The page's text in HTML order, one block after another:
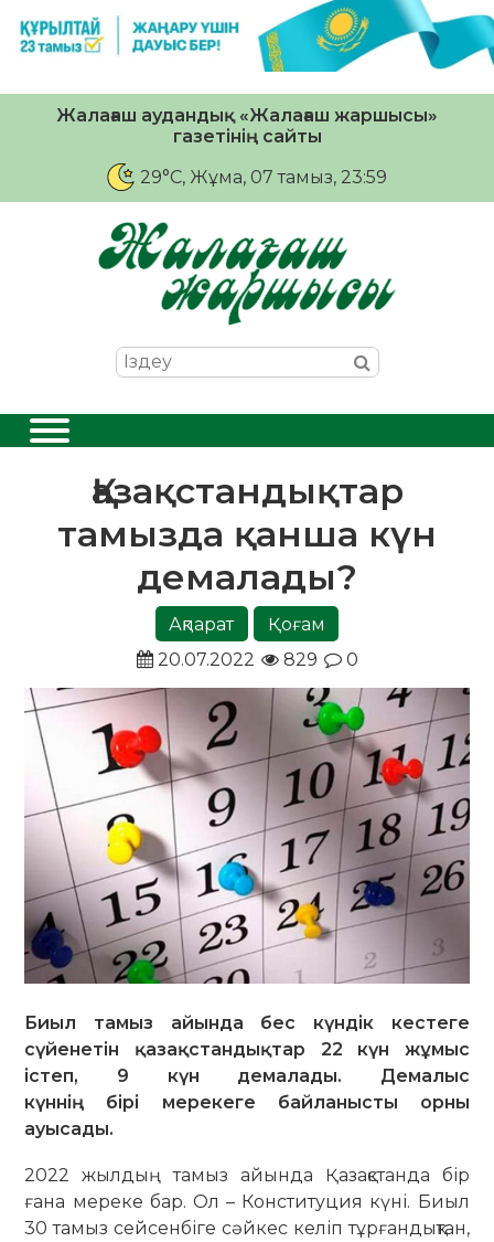
Жалағаш аудандық «Жалағаш жаршысы»
газетінің сайты
29°C, Жұма, 07 тамыз, 23:59
Қазақстандықтар
тамызда қанша күн
демалады?
Ақпарат
Қоғам
20.07.2022
829 0
Биыл тамыз айында бес күндік кестеге
сүйенетін қазақстандықтар 22 күн жұмыс
істеп, 9 күн демалады. Демалыс
күннің бірі мерекеге байланысты орны
ауысады.
2022 жылдың тамыз айында Қазақстанда бір
ғана мереке бар. Ол – Конституция күні. Биыл
30 тамыз сейсенбіге сәйкес келіп тұрғандықтан,